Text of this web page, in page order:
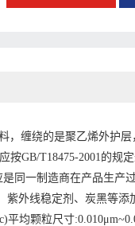
，缠绕的是聚乙烯外护
GB/T18475-2001的规
同一制造商在产品生产
外线稳定剂、炭黑等
平均颗粒尺寸